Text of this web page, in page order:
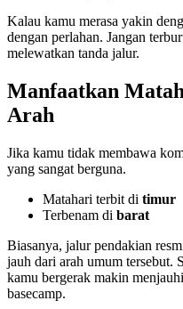
Kalau kamu merasa yakin
dengan perlahan. Jangan
melewatkan tanda jalur.
Manfaatkan
Arah
Jika kamu tidak membawa
yang sangat berguna.
Matahari terbit di timur
Terbenam di barat
Biasanya, jalur pendakian
jauh dari arah umum tersebut.
kamu bergerak makin
basecamp.